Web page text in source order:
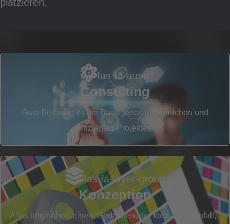
fas fa-atom
Consulting
Gute Beratung ist die Basis jedes erfolgreichen und
effizienten Projektes.
fas fa-layer-group
Konzeption
Alles beginnt mit einem Gedanken, der Idee, dem Einfall, -